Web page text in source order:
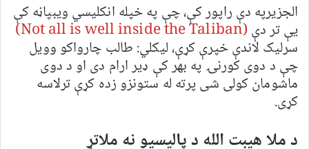
الجزیرپه دې راپور کې، چې په خپله انکلیسي ویبپاڼه کې
یې تر دې (Not all is well inside the Taliban)
سرلیک لاندې خپرې کړې، لیکلي: طالب چارواکو وویل
چې د دوی کورنۍ په بهر کې ډیر ارام دی او د دوی
ماشومان کولی شی پرته له ستونزو زده کړې ترلاسه
کړی.
د ملا هیبت الله د پالیسیو نه ملاتړ